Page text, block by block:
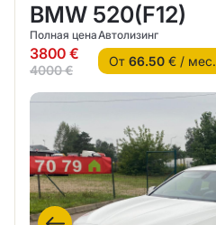
BMW 520(F12)
Полная цена
3800 €
4000 €
Автолизинг
От 66.50€ / мес.